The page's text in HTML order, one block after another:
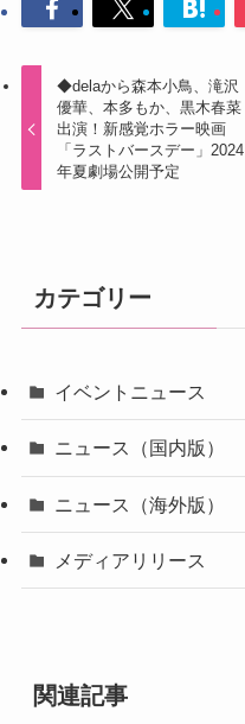
◆delaから森本小鳥、滝沢
優華、本多もか、黒木春菜
出演！新感覚ホラー映画
「ラストバースデー」2024
年夏劇場公開予定
カテゴリー
イベントニュース
ニュース（国内版）
ニュース（海外版）
メディアリリース
関連記事